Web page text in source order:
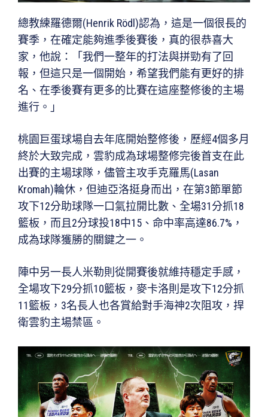
總教練羅德爾(Henrik Rödl)認為，這是一個很長的
賽季，在確定能夠進季後賽後，真的很恭喜大
家，他說：「我們一整年的打法與拼勁有了回
報，但這只是一個開始，希望我們能有更好的排
名、在季後賽有更多的比賽在這座整修後的主場
進行。」
桃園巨蛋球場自去年底開始整修後，歷經4個多月
終於大致完成，雲豹成為球場整修完後首支在此
出賽的主場球隊，儘管主攻手克羅馬(Lasan
Kromah)輪休，但迪亞洛挺身而出，在第3節單節
攻下12分助球隊一口氣拉開比數、全場31分抓18
籃板，而且2分球投18中15、命中率高達86.7%，
成為球隊獲勝的關鍵之一。
陣中另一長人米勒則從開賽後就維持穩定手感，
全場攻下29分抓10籃板，麥卡洛則是攻下12分抓
11籃板，3名長人也各賞給對手海神2次阻攻，捍
衛雲豹主場禁區。